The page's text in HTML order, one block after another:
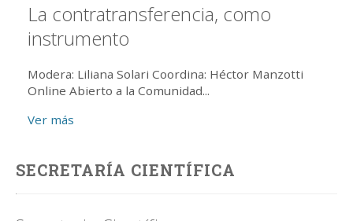
La contratransferencia, como
instrumento
Modera: Liliana Solari Coordina: Héctor Manzotti
Online Abierto a la Comunidad...
Ver más
SECRETARÍA CIENTÍFICA